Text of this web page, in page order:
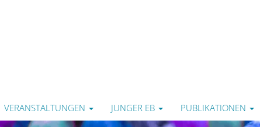
VERANSTALTUNGEN JUNGER EB PUBLIKATIONEN